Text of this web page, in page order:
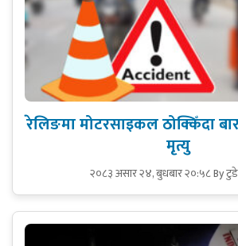
रेलिङमा मोटरसाइकल ठोक्किँदा
मृत्यु
२०८३ असार २४, बुधबार २०:५८By